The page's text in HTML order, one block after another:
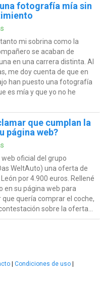
fotografía mía sin
mi sobrina como la
se acaban de
en una carrera distinta. Al
me doy cuenta de que en
han puesto una fotografía
es mía y que yo no he
que cumplan la
página web?
web oficial del grupo
WeltAuto) una oferta de
por 4.900 euros. Rellené
en su página web para
que quería comprar el coche,
sobre la oferta...
Condiciones de uso